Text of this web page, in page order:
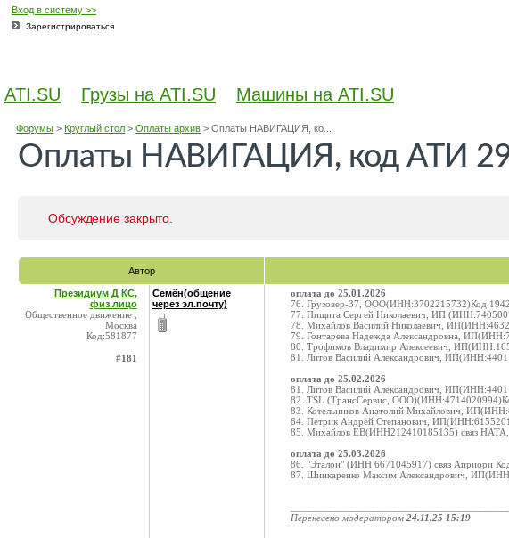
Вход в систему >>
Зарегистрироваться
ATI.SU Грузы на ATI.SU Машины на ATI.SU
Форумы >Круглый стол >Оплаты архив >Оплаты НАВИГАЦИЯ, ко...
Оплаты НАВИГАЦИЯ, код АТИ
Обсуждение закрыто.
Автор
Президиум Д КС,
физ.лицо
Общественное движение ,
Москва
Код:581877
#181
Семён(общение
через эл.почту)
оплата до 25.01.2026
76. Грузовер-37,
77. Пищита Сергей Николаевич, ИП
78. Михайлов Василий Николаевич,
79. Гонтарева Надежда Александровна,
80. Трофимов Владимир Алексеевич,
81. Литов Василий Александрович,
оплата до 25.02.2026
81. Литов Василий Александрович,
82. TSL (ТрансСервис,
83. Котельников Анатолий Михайлович,
84. Петрик Андрей Степанович,
85. Михайлов ЕВ(ИНН212410185135) связ
оплата до 25.03.2026
86. "Эталон" (ИНН 6671045917) связ Априори
87. Шинкаренко Максим Александрович,
Перенесено модератором 24.11.25 15:19